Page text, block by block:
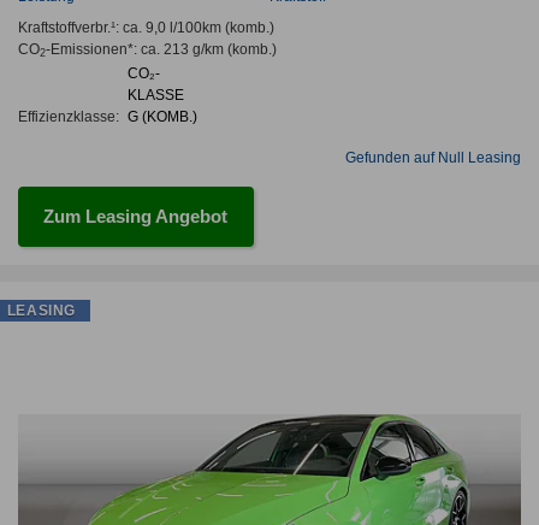
Kraftstoffverbr.¹: ca. 9,0 l/100km(komb.)
CO2-Emissionen*: ca. 213 g/km(komb.)
Effizienzklasse:
CO₂-
KLASSE
G (KOMB.)
Gefunden auf Null Leasing
Zum Leasing Angebot
LEASING